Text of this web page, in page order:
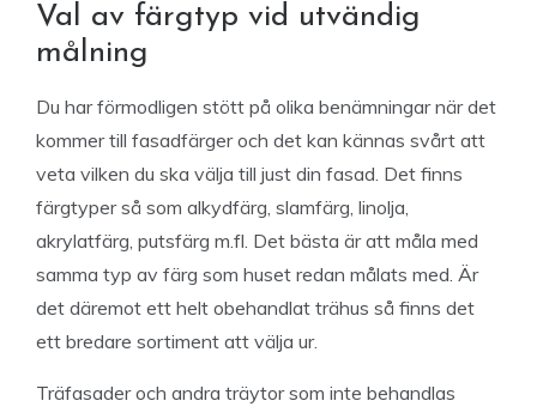
Val av färgtyp vid utvändig
målning
Du har förmodligen stött på olika benämningar när det
kommer till fasadfärger och det kan kännas svårt att
veta vilken du ska välja till just din fasad. Det finns
färgtyper så som alkydfärg, slamfärg, linolja,
akrylatfärg, putsfärg m.fl. Det bästa är att måla med
samma typ av färg som huset redan målats med. Är
det däremot ett helt obehandlat trähus så finns det
ett bredare sortiment att välja ur.
Träfasader och andra träytor som inte behandlas